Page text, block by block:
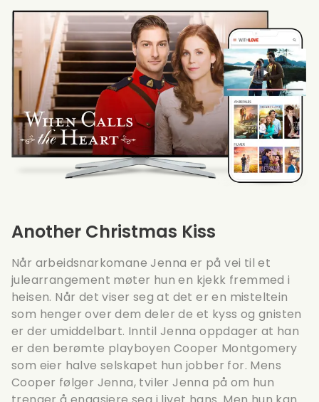
Another Christmas Kiss
Når arbeidsnarkomane Jenna er på vei til et
julearrangement møter hun en kjekk fremmed i
heisen. Når det viser seg at det er en misteltein
som henger over dem deler de et kyss og gnisten
er der umiddelbart. Inntil Jenna oppdager at han
er den berømte playboyen Cooper Montgomery
som eier halve selskapet hun jobber for. Mens
Cooper følger Jenna, tviler Jenna på om hun